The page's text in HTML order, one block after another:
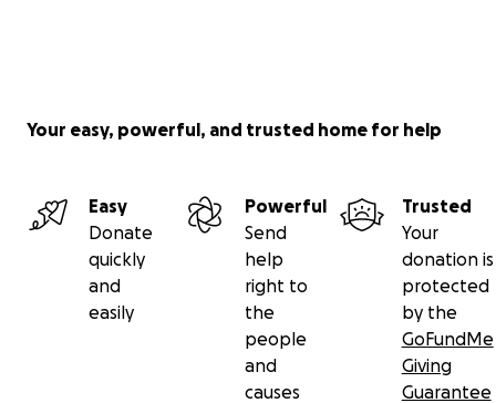
Your easy, powerful, and trusted home for help
Easy
Donate
quickly
and
easily
Powerful
Send
help
right to
the
people
and
causes
Trusted
Your
donation is
protected
by the
GoFundMe
Giving
Guarantee